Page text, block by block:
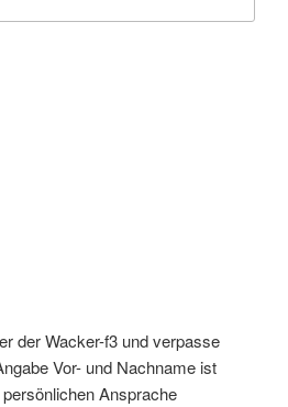
der Wacker-f3 und verpasse
Vor- und Nachname ist
Ansprache